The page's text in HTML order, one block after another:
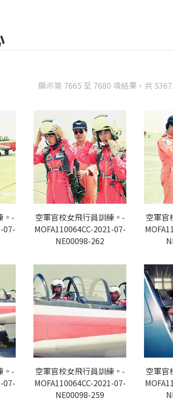
顯示第 7665 至 7680 項結果，共
。-
07-
空軍官校女飛行員訓練。-
MOFA110064CC-2021-07-
NE00098-262
空軍官
。-
07-
空軍官校女飛行員訓練。-
MOFA110064CC-2021-07-
NE00098-259
空軍官